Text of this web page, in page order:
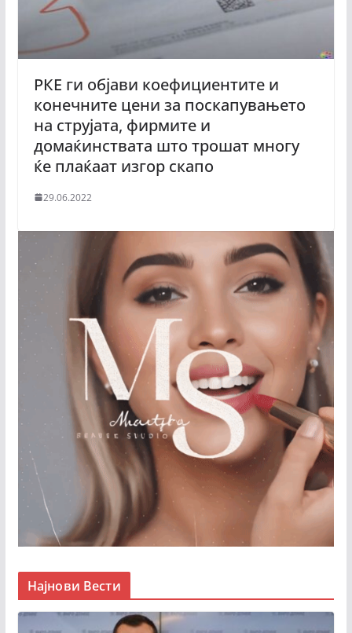
РКЕ ги објави коефициентите и
конечните цени за поскапувањето
на струјата, фирмите и
домаќинствата што трошат многу
ќе плаќаат изгор скапо
29.06.2022
Најнови Вести